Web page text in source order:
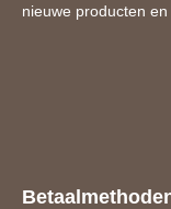
nieuwe producten